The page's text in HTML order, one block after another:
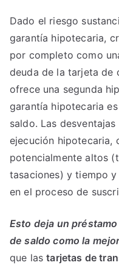
Dado el riesgo
garantía hipotecaria,
por completo como
deuda de la tarjeta de
ofrece una segunda
garantía hipotecaria
saldo. Las
ejecución hipotecaria,
potencialmente altos
tasaciones) y tiempo
en el proceso de
Esto deja un
de saldo como la
que lastarjetas de